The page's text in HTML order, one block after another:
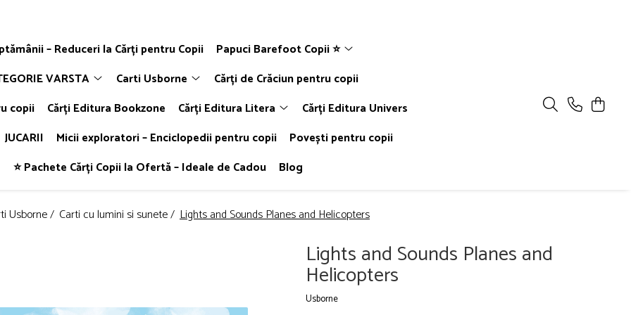
– Reduceri la Cărți pentru Copii
Papuci Barefoot Copii ⭐
VARSTA
Carti Usborne
Cărți de Crăciun pentru copii
copii
Cărți Editura Bookzone Cărți Editura Litera
Cărți Editura Univers
JUCARII Micii exploratori – Enciclopedii pentru copii
Povești pentru copii
⭐ Pachete Cărți Copii la Ofertă – Ideale de Cadou
Blog
Usborne / Carti cu lumini si sunete / Lights and Sounds Planes and Helicopters
Lights and Sounds Planes and
Helicopters
Usborne